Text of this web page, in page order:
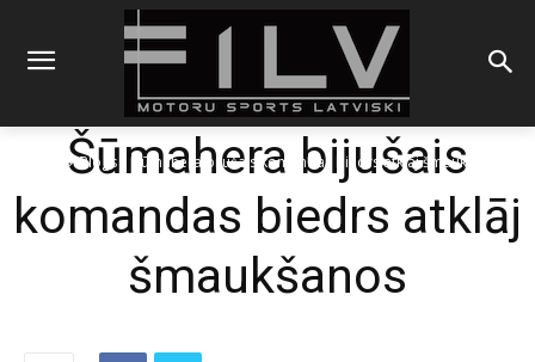
Blogs Šūmahera bijušais komandas biedrs atklāj šmaukšanos
Šūmahera bijušais
komandas biedrs atklāj
šmaukšanos